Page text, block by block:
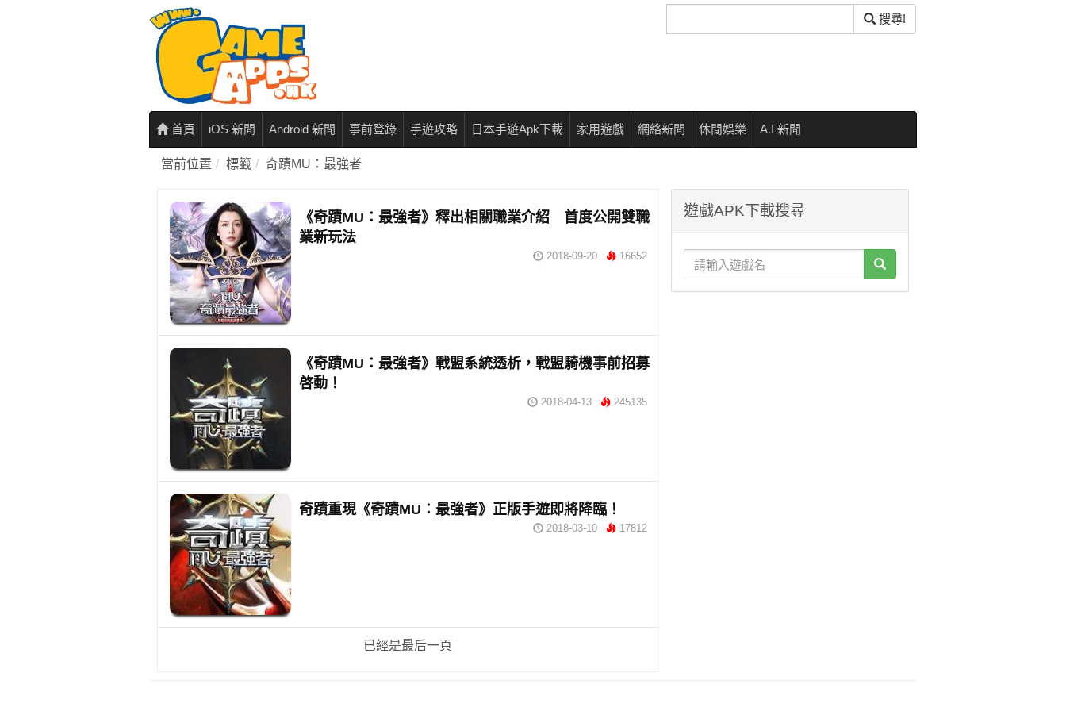
尋
搜尋!
首頁 iOS 新聞 Android 新聞 事前登錄 手遊攻略 日本手遊Apk下載 家用遊戲 網絡新聞 休閒娛樂 A.I 新聞
當前位置 標籤 奇蹟MU：最強者
《奇蹟MU：最強者》釋出相關職業介紹 首度公開雙職
業新玩法
2018-09-20 16652
《奇蹟MU：最強者》戰盟系統透析，戰盟騎機事前招募
啓動！
2018-04-13 245135
奇蹟重現《奇蹟MU：最強者》正版手遊即將降臨！
2018-03-10 17812
已經是最后一頁
遊戲APK下載搜尋